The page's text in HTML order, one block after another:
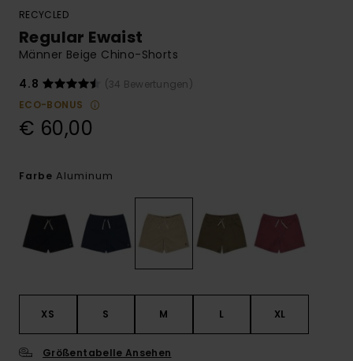
RECYCLED
Regular Ewaist
Männer Beige Chino-Shorts
4.8
(34 Bewertungen)
ECO-BONUS
€ 60,00
Farbe Aluminum
XS S M L XL
Größentabelle Ansehen